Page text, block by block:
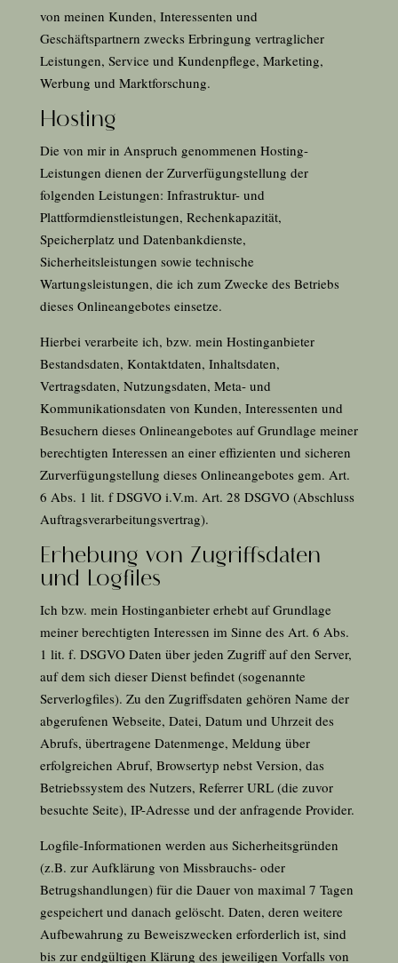
von meinen Kunden, Interessenten und
Geschäftspartnern zwecks Erbringung vertraglicher
Leistungen, Service und Kundenpflege, Marketing,
Werbung und Marktforschung.
Hosting
Die von mir in Anspruch genommenen Hosting-
Leistungen dienen der Zurverfügungstellung der
folgenden Leistungen: Infrastruktur- und
Plattformdienstleistungen, Rechenkapazität,
Speicherplatz und Datenbankdienste,
Sicherheitsleistungen sowie technische
Wartungsleistungen, die ich zum Zwecke des Betriebs
dieses Onlineangebotes einsetze.
Hierbei verarbeite ich, bzw. mein Hostinganbieter
Bestandsdaten, Kontaktdaten, Inhaltsdaten,
Vertragsdaten, Nutzungsdaten, Meta- und
Kommunikationsdaten von Kunden, Interessenten und
Besuchern dieses Onlineangebotes auf Grundlage meiner
berechtigten Interessen an einer effizienten und sicheren
Zurverfügungstellung dieses Onlineangebotes gem. Art.
6 Abs. 1 lit. f DSGVO i.V.m. Art. 28 DSGVO (Abschluss
Auftragsverarbeitungsvertrag).
Erhebung von Zugriffsdaten
und Logfiles
Ich bzw. mein Hostinganbieter erhebt auf Grundlage
meiner berechtigten Interessen im Sinne des Art. 6 Abs.
1 lit. f. DSGVO Daten über jeden Zugriff auf den Server,
auf dem sich dieser Dienst befindet (sogenannte
Serverlogfiles). Zu den Zugriffsdaten gehören Name der
abgerufenen Webseite, Datei, Datum und Uhrzeit des
Abrufs, übertragene Datenmenge, Meldung über
erfolgreichen Abruf, Browsertyp nebst Version, das
Betriebssystem des Nutzers, Referrer URL (die zuvor
besuchte Seite), IP-Adresse und der anfragende Provider.
Logfile-Informationen werden aus Sicherheitsgründen
(z.B. zur Aufklärung von Missbrauchs- oder
Betrugshandlungen) für die Dauer von maximal 7 Tagen
gespeichert und danach gelöscht. Daten, deren weitere
Aufbewahrung zu Beweiszwecken erforderlich ist, sind
bis zur endgültigen Klärung des jeweiligen Vorfalls von